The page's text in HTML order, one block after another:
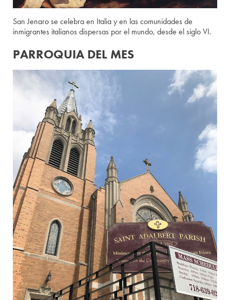
San Jenaro se celebra en Italia y en las comunidades de
inmigrantes italianos dispersas por el mundo, desde el siglo VI.
PARROQUIA DEL MES